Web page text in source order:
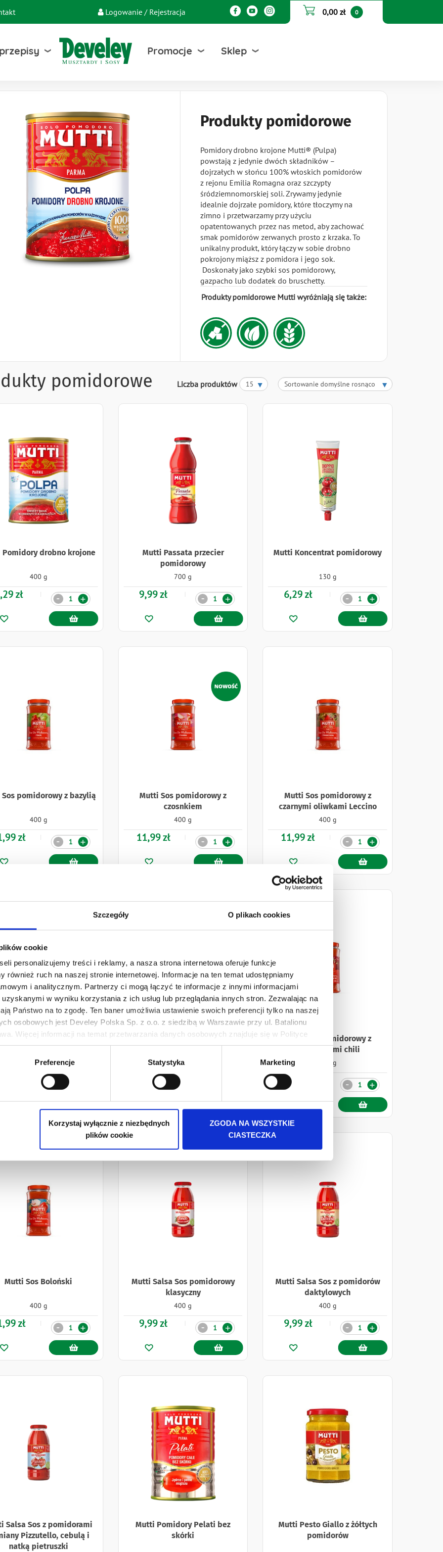
Szczegóły O plikach cookies
cookie
personalizujemy treści i reklamy, a nasza strona internetowa oferuje funkcje
również ruch na naszej stronie internetowej. Informacje na ten temat udostępniamy
i analitycznym. Partnerzy ci mogą łączyć te informacje z innymi informacjami
w wyniku korzystania z ich usług lub przeglądania innych stron. Zezwalając na
Państwo na to zgodę. Ten baner umożliwia ustawienie swoich preferencji tylko na naszej
osobowych jest Develey Polska Sp. z o.o. z siedzibą w Warszawie przy ul. Batalionu
Więcej informacji na temat przetwarzania danych osobowych znajduje się w Polityce
Twoich preferencji tylko na naszej stronie. Administratorem danych osobowych jest
jest wPolityki prywatności
Preferencje Statystyka Marketing
Korzystaj wyłącznie z niezbędnych
plików cookie
ZGODA NA WSZYSTKIE
CIASTECZKA
Logowanie / Rejestracja 0,00 zł 0
Promocje Sklep
Produkty pomidorowe
Pomidory drobno krojone Mutti® (Pulpa)
powstają z jedynie dwóch składników –
dojrzałych w słońcu 100% włoskich pomidorów
z rejonu Emilia Romagna oraz szczypty
śródziemnomorskiej soli. Zrywamy jedynie
idealnie dojrzałe pomidory, które tłoczymy na
zimno i przetwarzamy przy użyciu
opatentowanych przez nas metod, aby zachować
smak pomidorów zerwanych prosto z krzaka. To
unikalny produkt, który łączy w sobie drobno
pokrojony miąższ z pomidora i jego sok.
Doskonały jako szybki sos pomidorowy,
gazpacho lub dodatek do bruschetty.
Produkty pomidorowe Mutti wyróżniają się także:
pomidorowe Liczba produktów
drobno krojone
400 g
zł Ilość +
-
Mutti Passata przecier
pomidorowy
700 g
9,99 zł Ilość +
-
Mutti Koncentrat pomidorowy
130 g
6,29 zł Ilość +
-
pomidorowy z bazylią
400 g
zł Ilość +
-
Mutti Sos pomidorowy z
czosnkiem
400 g
Naklejki
11,99 zł Ilość +
-
Mutti Sos pomidorowy z
czarnymi oliwkami Leccino
400 g
11,99 zł Ilość +
-
pomidorowy z serem
400 g
Ilość
Mutti Sos pomidorowy z
400 g
11,99 zł
Mutti Sos pomidorowy z
papryczkami chili
400 g
11,99 zł Ilość +
-
Mutti Sos Boloński
400 g
zł Ilość +
-
Mutti Salsa Sos pomidorowy
klasyczny
400 g
9,99 zł Ilość +
-
Mutti Salsa Sos z pomidorów
daktylowych
400 g
9,99 zł Ilość +
-
Salsa Sos z pomidorami
Pizzutello, cebulą i
natką pietruszki
Mutti Pomidory Pelati bez
skórki
Mutti Pesto Giallo z żółtych
pomidorów